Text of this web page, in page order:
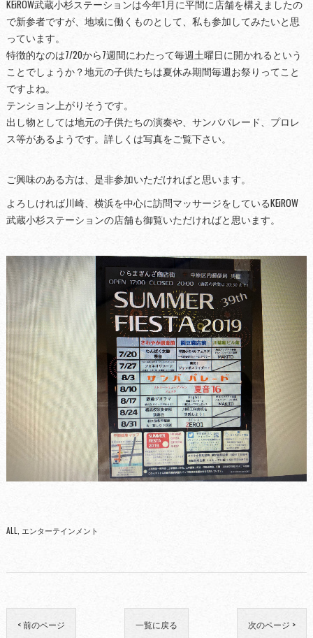
KEiROW武蔵小杉ステーションは今年1月に平間に店舗を構えましたの
で新参者ですが、地域に働くものとして、私も参加してみたいと思
っています。
特徴的なのは7/20から7週間にわたって毎週土曜日に開かれるという
ことでしょうか？地元の子供たちは夏休み期間毎週お祭りってこと
ですよね。
テンション上がりそうです。
出し物としては地元の子供たちの演奏や、サンバパレード、プロレ
ス等があるようです。詳しくは写真をご覧下さい。
ご興味のある方は、是非参加いただければと思います。
よろしければ川崎、横浜を中心に訪問マッサージをしているKEiROW
武蔵小杉ステーションの店舗も御覧いただければと思います。
ALL エンターテインメント
< 前のページ 一覧に戻る 次のページ >